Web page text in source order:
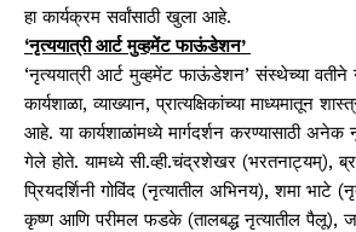
हा कार्यक्रम सर्वांसाठी खुला आहे.
‘नृत्ययात्री आर्ट मुव्हमेंट फाऊंडेशन’
‘नृत्ययात्री आर्ट मुव्हमेंट फाऊंडेशन’ संस्थेच्या वतीने
कार्यशाळा, व्याख्यान, प्रात्यक्षिकांच्या माध्यमातून
आहे. या कार्यशाळांमध्ये मार्गदर्शन करण्यासाठी
गेले होते. यामध्ये सी.व्ही.चंद्रशेखर (भरतनाट्यम्),
प्रियदर्शिनी गोविंद (नृत्यातील अभिनय), शमा भाटे
कृष्ण आणि परीमल फडके (तालबद्ध नृत्यातील पैलू),